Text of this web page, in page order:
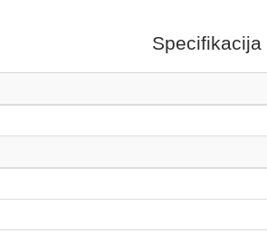
Specifikacija